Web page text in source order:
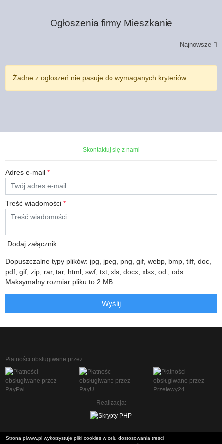
Ogłoszenia firmy Mieszkanie
Najnowsze
Żadne z ogłoszeń nie pasuje do wymaganych kryteriów.
Skontaktuj się z nami
Adres e-mail *
Treść wiadomości *
Dodaj załącznik
Dopuszczalne typy plików: jpg, jpeg, png, gif, webp, bmp, tiff, doc,
pdf, gif, zip, rar, tar, html, swf, txt, xls, docx, xlsx, odt, ods
Maksymalny rozmiar pliku to 2 MB
Wyślij
Płatności obsługiwane przez:
Realizacja:
Strona plwww.pl wykorzystuje pliki cookies w celu dostosowania treści